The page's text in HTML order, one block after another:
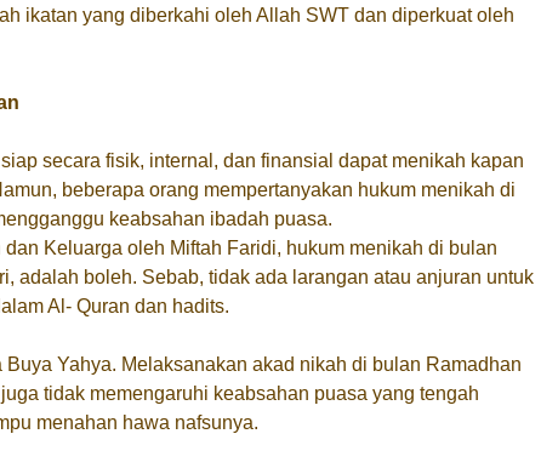
ikatan yang diberkahi oleh Allah SWT dan diperkuat oleh
secara fisik, internal, dan finansial dapat menikah kapan
beberapa orang mempertanyakan hukum menikah di
keabsahan ibadah puasa.
Keluarga oleh Miftah Faridi, hukum menikah di bulan
adalah boleh. Sebab, tidak ada larangan atau anjuran untuk
Al- Quran dan hadits.
Yahya. Melaksanakan akad nikah di bulan Ramadhan
tidak memengaruhi keabsahan puasa yang tengah
menahan hawa nafsunya.